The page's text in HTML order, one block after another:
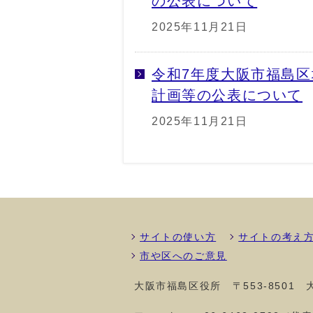
2025年11月21日
令和7年度大阪市福島
計画等の公表について
2025年11月21日
サイトの使い方
サイトの考え
市や区へのご意見
大阪市福島区役所 〒553-8501 大